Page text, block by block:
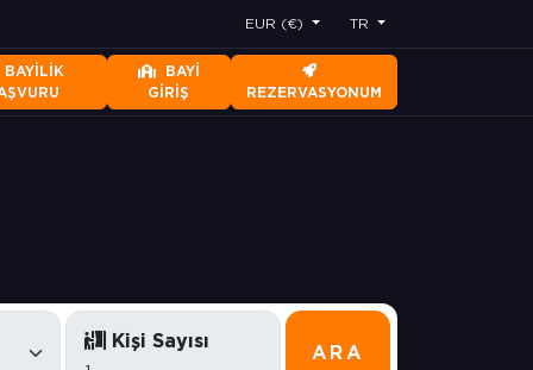
EUR (€) TR
BAYILIK
BAYI
GIRIŞ
REZERVASYONUM
Kişi Sayısı
ARA